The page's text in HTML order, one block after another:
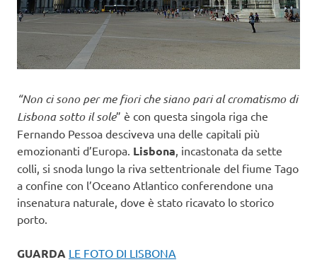
“Non ci sono per me fiori che siano pari al cromatismo di
Lisbona sotto il sole” è con questa singola riga che
Fernando Pessoa desciveva una delle capitali più
emozionanti d’Europa. Lisbona, incastonata da sette
colli, si snoda lungo la riva settentrionale del fiume Tago
a confine con l’Oceano Atlantico conferendone una
insenatura naturale, dove è stato ricavato lo storico
porto.
GUARDA LE FOTO DI LISBONA